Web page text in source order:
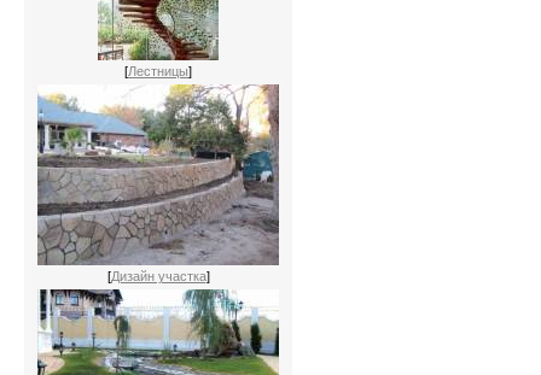
[Лестницы]
[Дизайн участка]